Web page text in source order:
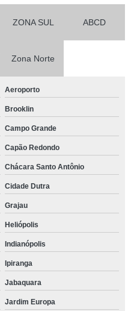
ZONA SUL ABCD
Zona Norte
Aeroporto
Brooklin
Campo Grande
Capão Redondo
Chácara Santo Antônio
Cidade Dutra
Grajau
Heliópolis
Indianópolis
Ipiranga
Jabaquara
Jardim Europa